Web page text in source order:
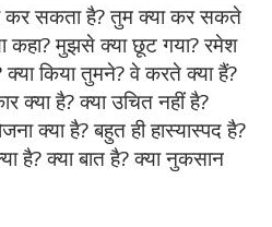
कर सकता है? तुम क्या कर सकते
कहा? मुझसे क्या छूट गया? रमेश
क्या किया तुमने? वे करते क्या हैं?
क्या है? क्या उचित नहीं है?
क्या है? बहुत ही हास्यास्पद है?
है? क्या बात है? क्या नुकसान